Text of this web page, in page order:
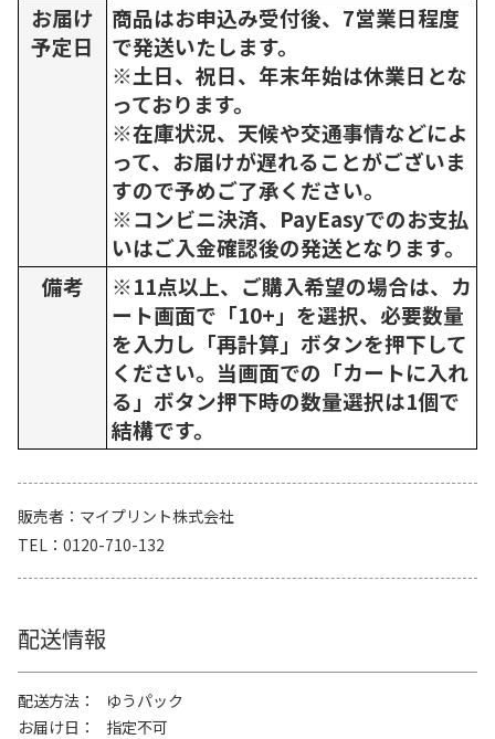
お届け
予定日
商品はお申込み受付後、7営業日程度
で発送いたします。
※土日、祝日、年末年始は休業日とな
っております。
※在庫状況、天候や交通事情などによ
って、お届けが遅れることがございま
すので予めご了承ください。
※コンビニ決済、PayEasyでのお支払
いはご入金確認後の発送となります。
備考
※11点以上、ご購入希望の場合は、カ
ート画面で「10+」を選択、必要数量
を入力し「再計算」ボタンを押下して
ください。当画面での「カートに入れ
る」ボタン押下時の数量選択は1個で
結構です。
販売者
マイプリント株式会社
TEL
0120-710-132
配送情報
配送方法
ゆうパック
お届け日
指定不可